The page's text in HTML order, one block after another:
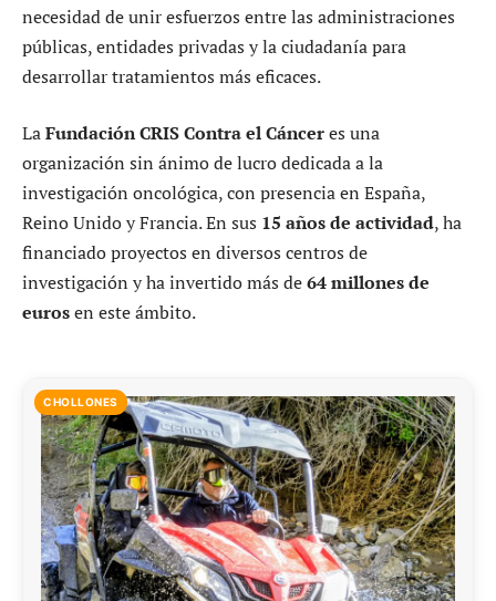
necesidad de unir esfuerzos entre las administraciones
públicas, entidades privadas y la ciudadanía para
desarrollar tratamientos más eficaces.
LaFundación CRIS Contra el Cánceres una
organización sin ánimo de lucro dedicada a la
investigación oncológica, con presencia en España,
Reino Unido y Francia. En sus 15 años de actividad, ha
financiado proyectos en diversos centros de
investigación y ha invertido más de64 millones de
eurosen este ámbito.
CHOLLONES